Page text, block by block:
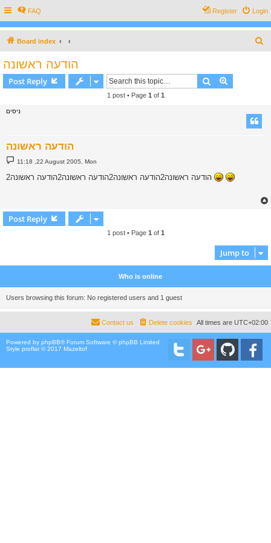
FAQ Login
Register
Board index
הודעה ראשונה
Post Reply Search
1 post • Page 1 of 1
ניסים
הודעה ראשונה
P
o
t
11:18 ,22 August 2005, Mon
Post Reply
1 post • Page 1 of 1
Jump to
Who is online
Users browsing this forum: No registered users and 1 guest
All times are UTC+02:00
Delete cookies
Contact us
Powered by phpBB® Forum Software © phpBB Limited
Style proflat © 2017 Mazeltof